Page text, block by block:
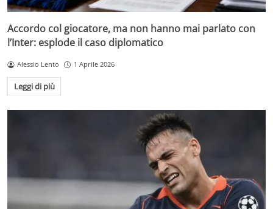
Accordo col giocatore, ma non hanno mai parlato con
l’Inter: esplode il caso diplomatico
Alessio Lento 1 Aprile 2026
Leggi di più